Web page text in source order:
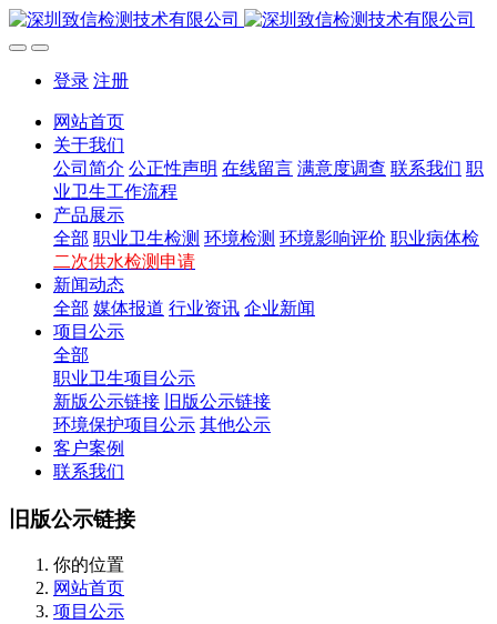
登录 注册
网站首页
关于我们
公司简介 公正性声明 在线留言 满意度调查 联系我们 职
业卫生工作流程
产品展示
全部 职业卫生检测 环境检测 环境影响评价 职业病体检
二次供水检测申请
新闻动态
全部 媒体报道 行业资讯 企业新闻
项目公示
全部
职业卫生项目公示
新版公示链接
旧版公示链接
环境保护项目公示 其他公示
客户案例
联系我们
旧版公示链接
你的位置
网站首页
项目公示